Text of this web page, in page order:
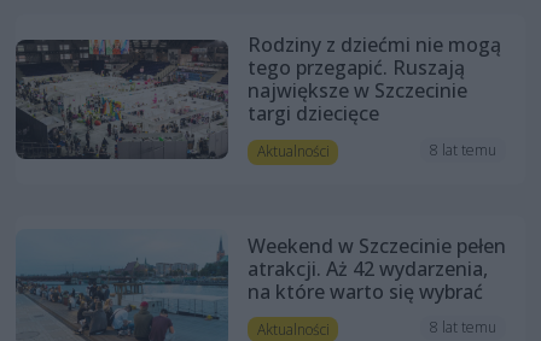
Rodziny z dziećmi nie mogą
tego przegapić. Ruszają
największe w Szczecinie
targi dziecięce
Aktualności 8 lat temu
Weekend w Szczecinie pełen
atrakcji. Aż 42 wydarzenia,
na które warto się wybrać
Aktualności 8 lat temu